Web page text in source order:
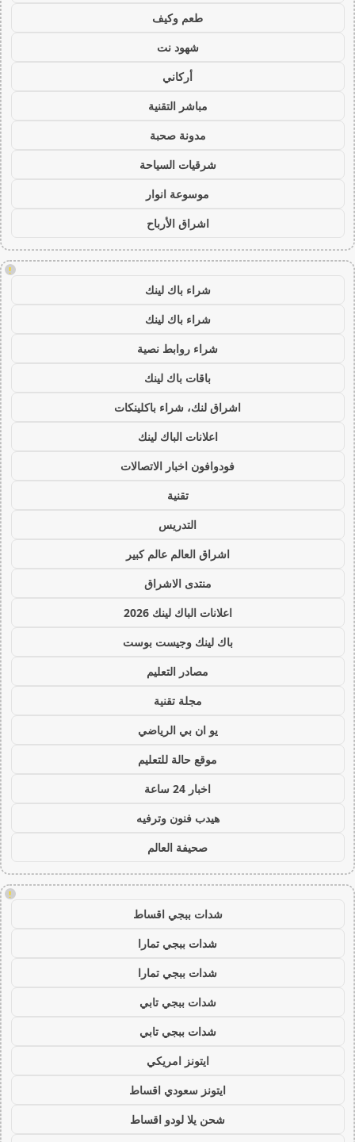
طعم وكيف
شهود نت
أركاني
مباشر التقنية
مدونة صحبة
شرقيات السياحة
موسوعة انوار
اشراق الأرباح
!
شراء باك لينك
شراء باك لينك
شراء روابط نصية
باقات باك لينك
اشراق لنك، شراء باكلينكات
اعلانات الباك لينك
فودوافون اخبار الاتصالات
تقنية
التدريس
اشراق العالم عالم كبير
منتدى الاشراق
اعلانات الباك لينك 2026
باك لينك وجيست بوست
مصادر التعليم
مجلة تقنية
يو ان بي الرياضي
موقع حالة للتعليم
اخبار 24 ساعة
هيدب فنون وترفيه
صحيفة العالم
!
شدات ببجي اقساط
شدات ببجي تمارا
شدات ببجي تمارا
شدات ببجي تابي
شدات ببجي تابي
ايتونز امريكي
ايتونز سعودي اقساط
شحن يلا لودو اقساط